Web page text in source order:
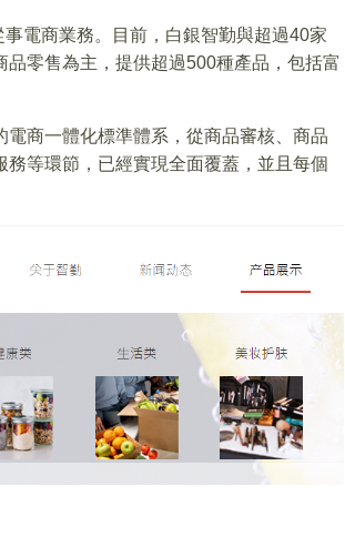
電商業務。目前，白銀智勤與超過40家
零售為主，提供超過500種產品，包括富
商一體化標準體系，從商品審核、商品
等環節，已經實現全面覆蓋，並且每個